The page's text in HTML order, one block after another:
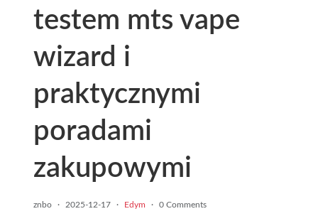
testem mts vape
wizard i
praktycznymi
poradami
zakupowymi
znbo · 2025-12-17 · Edym · 0 Comments